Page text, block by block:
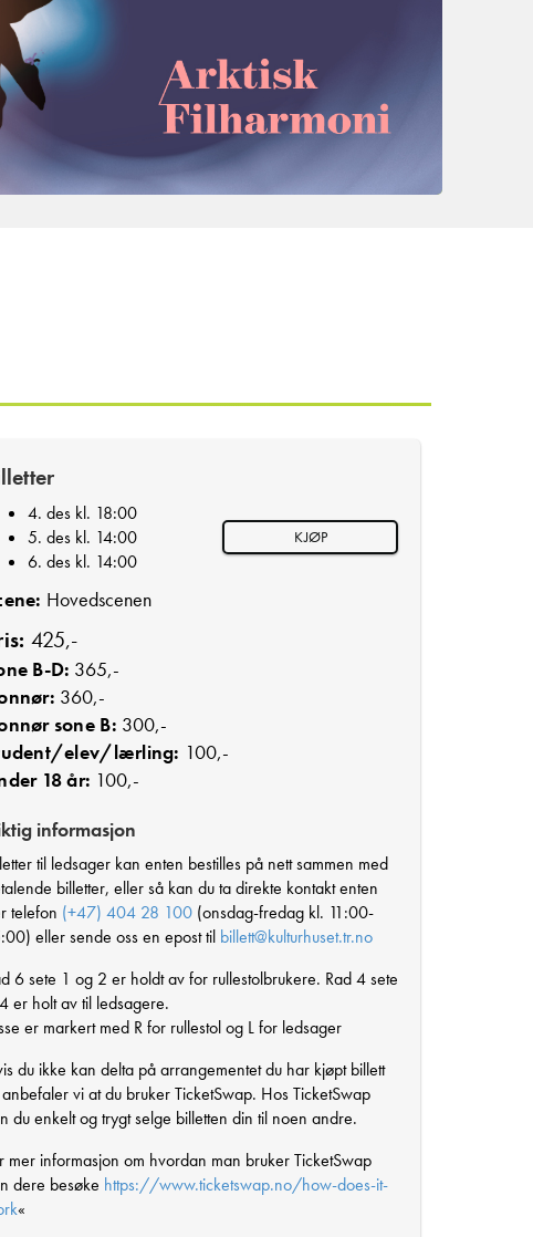
4. des kl. 18:00
5. des kl. 14:00
6. des kl. 14:00
KJØP
Hovedscenen
425,-
B-D: 365,-
360,-
sone B: 300,-
elev/lærling: 100,-
18 år: 100,-
informasjon
til ledsager kan enten bestilles på nett sammen med
billetter, eller så kan du ta direkte kontakt enten
telefon (+47) 404 28 100 (onsdag-fredag kl. 11:00-
eller sende oss en epost til billett@kulturhuset.tr.no
6 sete 1 og 2 er holdt av for rullestolbrukere. Rad 4 sete
er holt av til ledsagere.
er markert med R for rullestol og L for ledsager
du ikke kan delta på arrangementet du har kjøpt billett
vi at du bruker TicketSwap. Hos TicketSwap
du enkelt og trygt selge billetten din til noen andre.
mer informasjon om hvordan man bruker TicketSwap
dere besøke https://www.ticketswap.no/how-does-it-
«